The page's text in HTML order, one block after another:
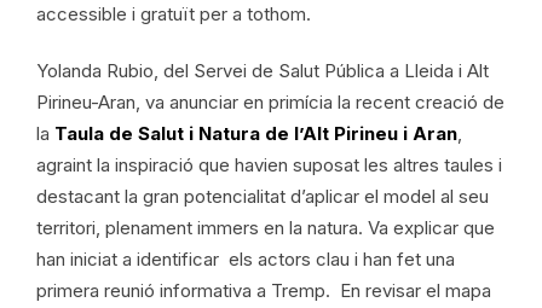
accessible i gratuït per a tothom.
Yolanda Rubio, del Servei de Salut Pública a Lleida i Alt
Pirineu-Aran, va anunciar en primícia la recent creació de
la Taula de Salut i Natura de l’Alt Pirineu i Aran
agraint la inspiració que havien suposat les altres taules i
destacant la gran potencialitat d’aplicar el model al seu
territori, plenament immers en la natura. Va explicar que
han iniciat a identificar els actors clau i han fet una
primera reunió informativa a Tremp. En revisar el mapa